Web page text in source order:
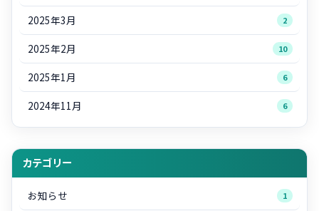
2025年3月 2
2025年2月 10
2025年1月 6
2024年11月 6
カテゴリー
お知らせ 1